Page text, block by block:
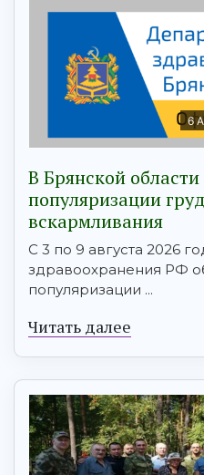
6
В Брянской
популяризации
вскармливания
С 3 по 9 августа 2026
здравоохранения РФ
популяризации ...
Читать далее